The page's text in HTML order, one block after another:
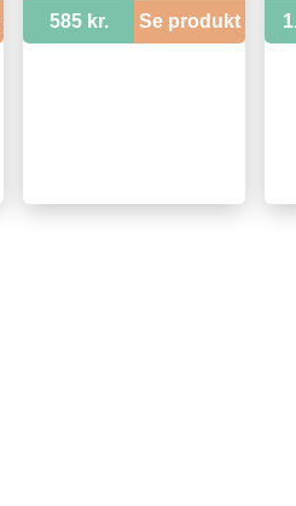
585 kr. Se produkt